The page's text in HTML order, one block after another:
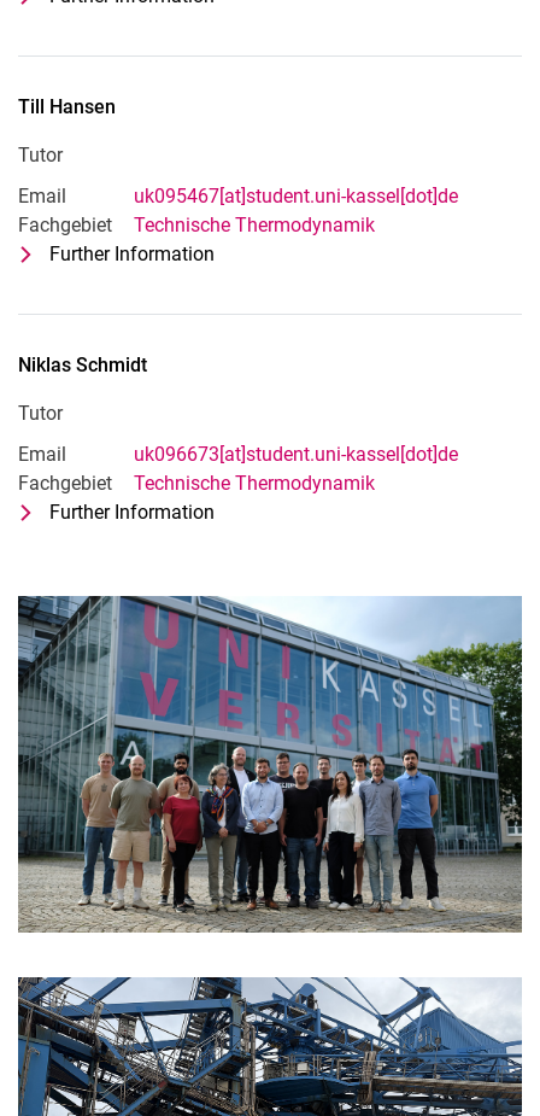
Till Hansen
Tutor
Email
uk095467[at]student.uni-kassel[dot]de
Fachgebiet
Technische Thermodynamik
Further Information
Niklas Schmidt
Tutor
Email
uk096673[at]student.uni-kassel[dot]de
Fachgebiet
Technische Thermodynamik
Further Information